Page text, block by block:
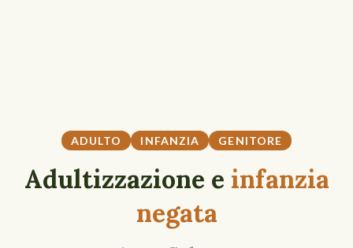
ADULTO INFANZIA GENITORE
Adultizzazione e infanzia
negata